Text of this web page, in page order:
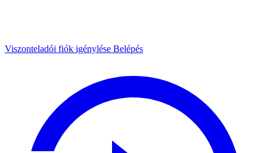
Viszonteladói fiók igénylése Belépés